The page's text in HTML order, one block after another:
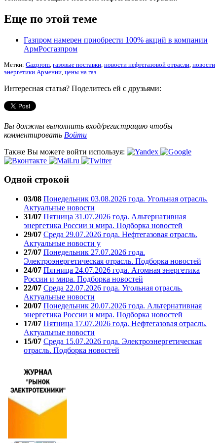
Еще по этой теме
Газпром намерен приобрести 100% акций в компании
АрмРосгазпром
Метки: Gazprom газовые поставки новости нефтегазовой отрасли новости
энергетики Армении цены на газ
Интересная статья? Поделитесь ей с друзьями:
Вы должны выполнить вход/регистрацию чтобы
комментировать Войти
Также Вы можете войти используя:
Одной строкой
03/08 Понедельник 03.08.2026 года. Угольная отрасль.
Актуальные новости
31/07 Пятница 31.07.2026 года. Альтернативная
энергетика России и мира. Подборка новостей
29/07 Среда 29.07.2026 года. Нефтегазовая отрасль.
Актуальные новости у
27/07 Понедельник 27.07.2026 года.
Электроэнергетическая отрасль. Подборка новостей
24/07 Пятница 24.07.2026 года. Атомная энергетика
России и мира. Подборка новостей
22/07 Среда 22.07.2026 года. Угольная отрасль.
Актуальные новости
20/07 Понедельник 20.07.2026 года. Альтернативная
энергетика России и мира. Подборка новостей
17/07 Пятница 17.07.2026 года. Нефтегазовая отрасль.
Актуальные новости
15/07 Среда 15.07.2026 года. Электроэнергетическая
отрасль. Подборка новостей